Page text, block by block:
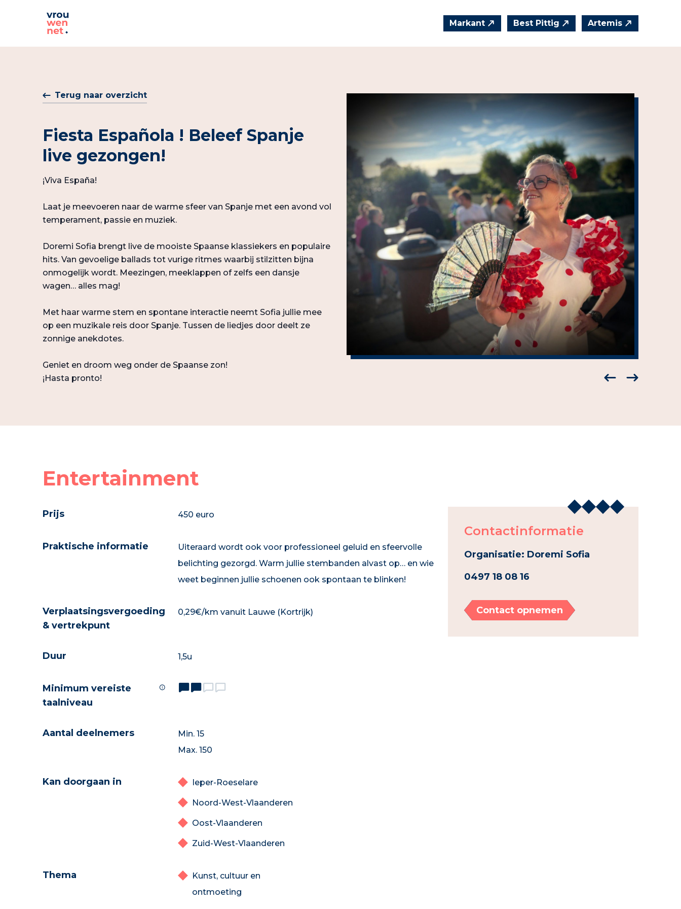
Markant Best Pittig Artemis
Terug naar overzicht
Fiesta Española ! Beleef Spanje
live gezongen!
¡Viva España!
Laat je meevoeren naar de warme sfeer van Spanje met een avond vol
temperament, passie en muziek.
Doremi Sofia brengt live de mooiste Spaanse klassiekers en populaire
hits. Van gevoelige ballads tot vurige ritmes waarbij stilzitten bijna
onmogelijk wordt. Meezingen, meeklappen of zelfs een dansje
wagen… alles mag!
Met haar warme stem en spontane interactie neemt Sofia jullie mee
op een muzikale reis door Spanje. Tussen de liedjes door deelt ze
zonnige anekdotes.
Geniet en droom weg onder de Spaanse zon!
¡Hasta pronto!
Entertainment
Prijs 450 euro
Praktische informatie
Uiteraard wordt ook voor professioneel geluid en sfeervolle
belichting gezorgd. Warm jullie stembanden alvast op… en wie
weet beginnen jullie schoenen ook spontaan te blinken!
Verplaatsingsvergoeding
& vertrekpunt
0,29€/km vanuit Lauwe (Kortrijk)
Duur 1,5u
Minimum vereiste
taalniveau
Aantal deelnemers
Min. 15
Max. 150
Kan doorgaan in Ieper-Roeselare
Noord-West-Vlaanderen
Oost-Vlaanderen
Zuid-West-Vlaanderen
Thema
Kunst, cultuur en
ontmoeting
Contactinformatie
Organisatie: Doremi Sofia
0497 18 08 16
Contact opnemen